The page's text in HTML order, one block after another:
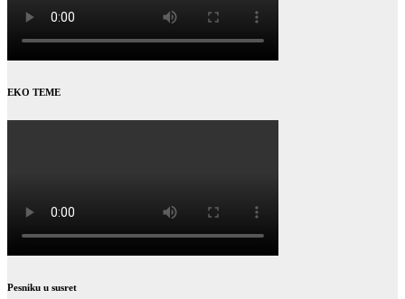
EKO TEME
Pesniku u susret